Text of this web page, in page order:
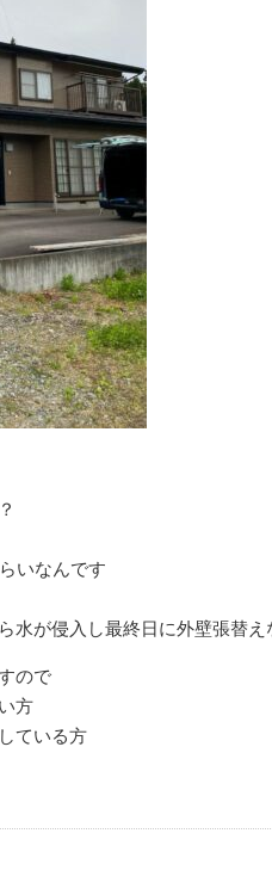
いなんです
水が侵入し最終日に外壁張替
ので
方
ている方